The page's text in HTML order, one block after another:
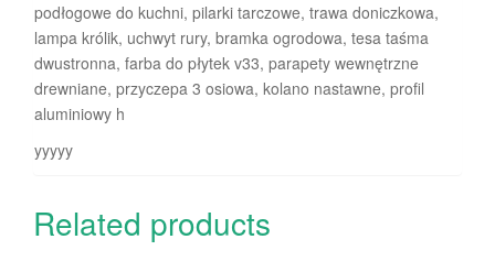
podłogowe do kuchni, pilarki tarczowe, trawa doniczkowa,
lampa królik, uchwyt rury, bramka ogrodowa, tesa taśma
dwustronna, farba do płytek v33, parapety wewnętrzne
drewniane, przyczepa 3 osiowa, kolano nastawne, profil
aluminiowy h
yyyyy
Related products